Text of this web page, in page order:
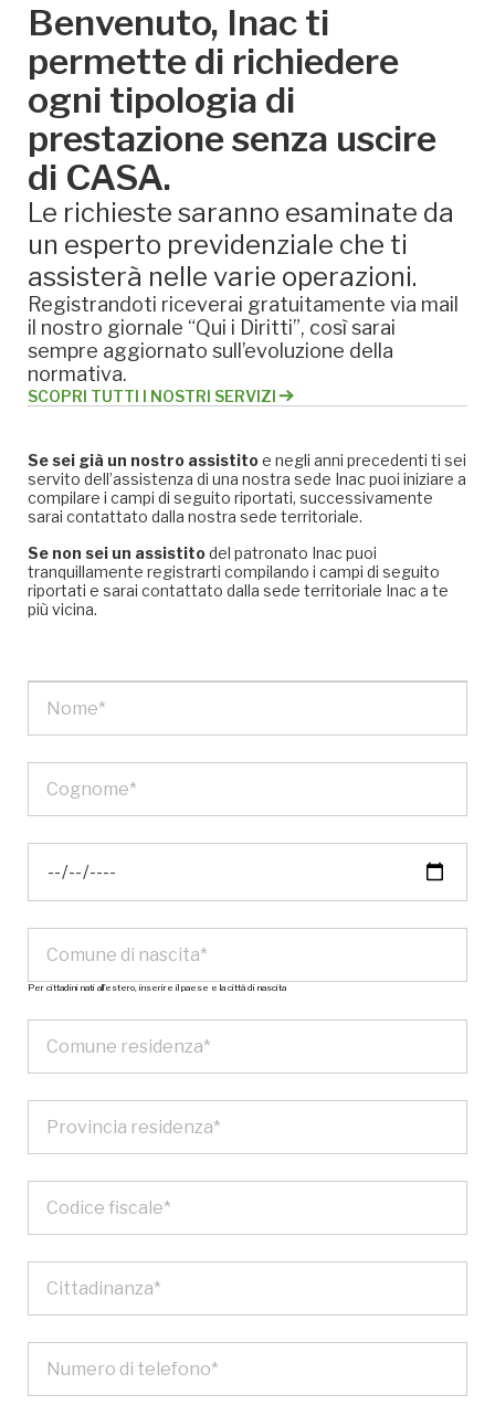
Benvenuto, Inac ti
permette di richiedere
ogni tipologia di
prestazione senza uscire
di CASA.
Le richieste saranno esaminate da
un esperto previdenziale che ti
assisterà nelle varie operazioni.
Registrandoti riceverai gratuitamente via mail
il nostro giornale “Qui i Diritti”, così sarai
sempre aggiornato sull’evoluzione della
normativa.
SCOPRI TUTTI I NOSTRI SERVIZI
Se sei già un nostro assistitoe negli anni precedenti ti sei
servito dell’assistenza di una nostra sede Inac puoi iniziare a
compilare i campi di seguito riportati, successivamente
sarai contattato dalla nostra sede territoriale.
Se non sei un assistitodel patronato Inac puoi
tranquillamente registrarti compilando i campi di seguito
riportati e sarai contattato dalla sede territoriale Inac a te
più vicina.
Per cittadini nati all’estero, inserire il paese e la città di nascita